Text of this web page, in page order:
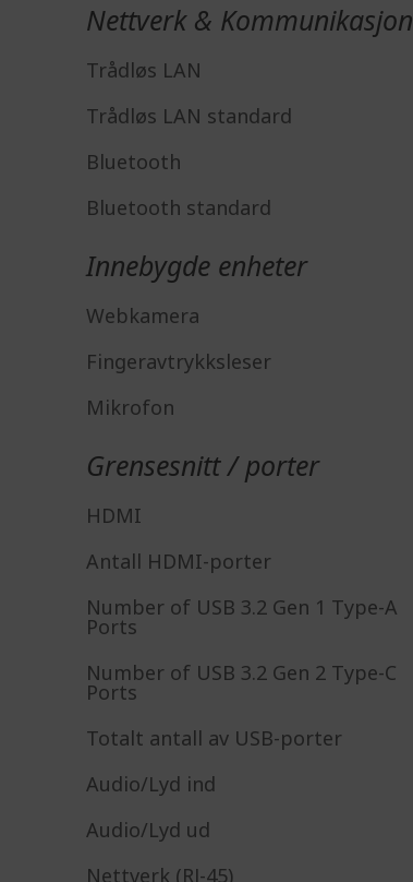
Nettverk & Kommunikasjon
Trådløs LAN
Trådløs LAN standard
Bluetooth
Bluetooth standard
Innebygde enheter
Webkamera
Fingeravtrykksleser
Mikrofon
Grensesnitt / porter
HDMI
Antall HDMI-porter
Number of USB 3.2 Gen 1 Type-A
Ports
Number of USB 3.2 Gen 2 Type-C
Ports
Totalt antall av USB-porter
Audio/Lyd ind
Audio/Lyd ud
Nettverk (RJ-45)